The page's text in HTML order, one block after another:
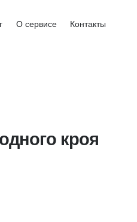
О сервисе Контакты
кроя